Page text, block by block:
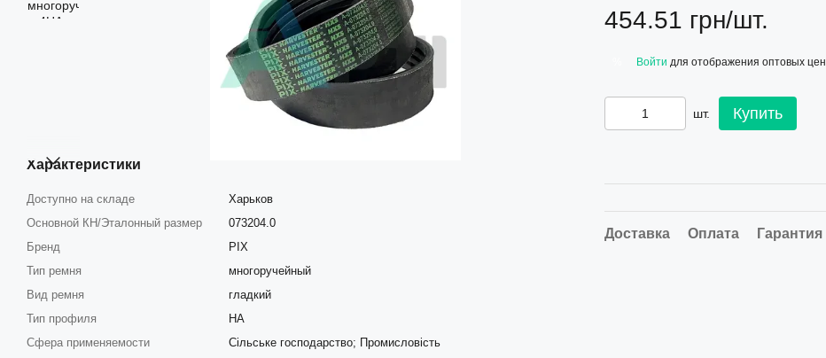
Характеристики
Доступно на складе
Харьков
Основной КН/Эталонный размер
073204.0
Бренд
PIX
Тип ремня
многоручейный
Вид ремня
гладкий
Тип профиля
HA
Сфера применяемости
Сільське господарство; Промисловість
454.51 грн/шт.
Войти для отображения оптовых цен
шт. Купить
Доставка Оплата Гарантия